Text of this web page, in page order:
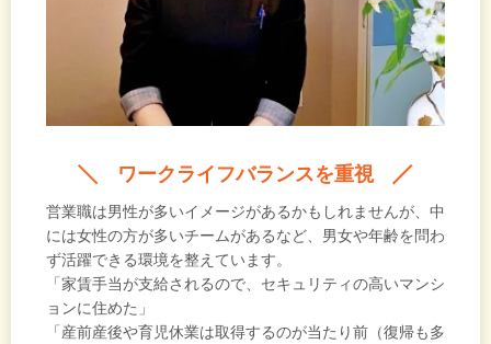
ワークライフバランスを重視
営業職は男性が多いイメージがあるかもしれませんが、中
には女性の方が多いチームがあるなど、男女や年齢を問わ
ず活躍できる環境を整えています。
「家賃手当が支給されるので、セキュリティの高いマンシ
ョンに住めた」
「産前産後や育児休業は取得するのが当たり前（復帰も多